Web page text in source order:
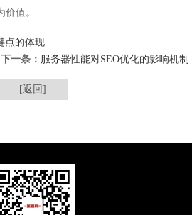
值。
点的体现
下一条： 服务器性能对SEO优化的影响机制
[返回]